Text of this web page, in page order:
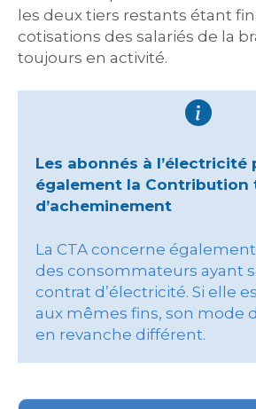
les deux tiers restants étant
cotisations des salariés de la
toujours en activité.
Les abonnés à l’électricité
également la Contribution
d’acheminement
La CTA concerne
des consommateurs ayant
contrat d’électricité. Si elle
aux mêmes fins, son mode
en revanche différent.